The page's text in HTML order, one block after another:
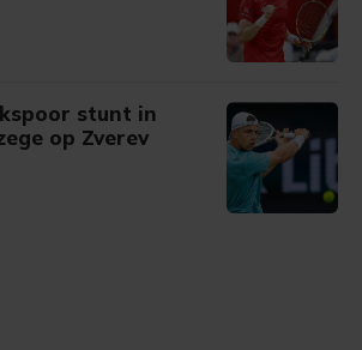
stunt in
op Zverev